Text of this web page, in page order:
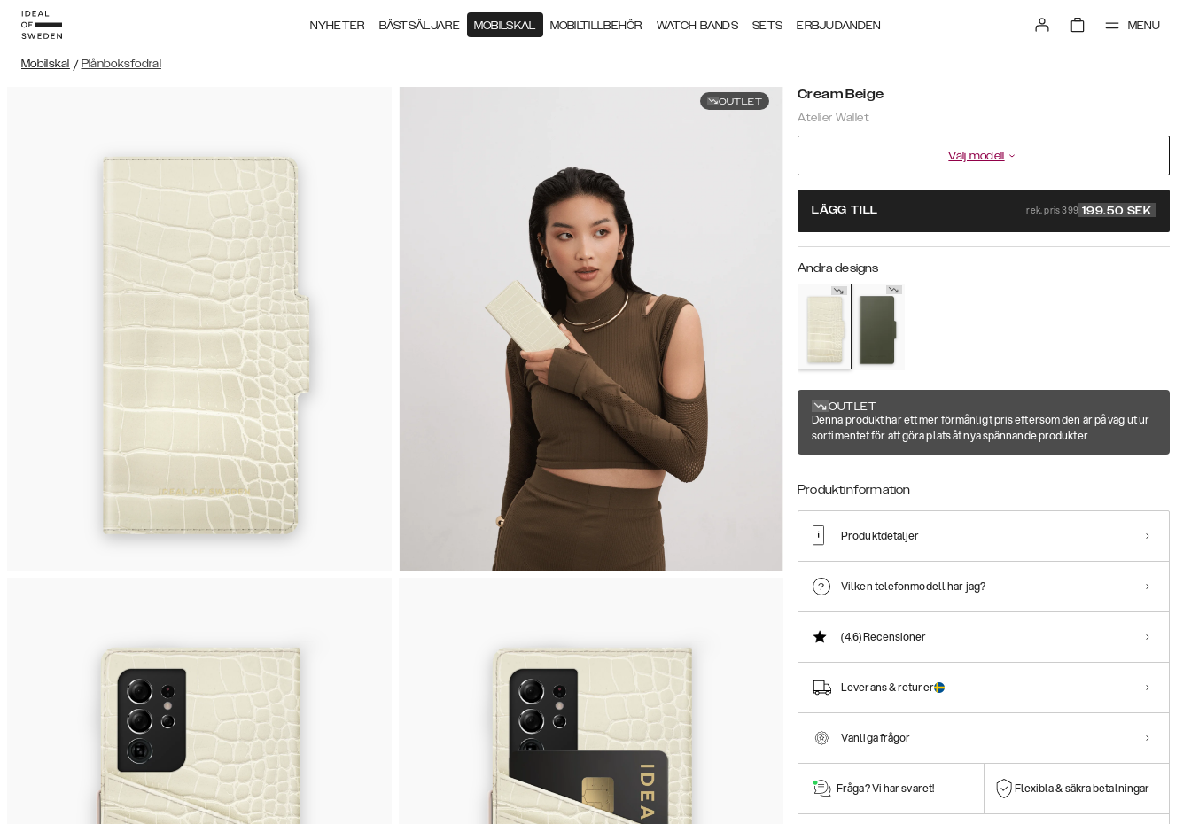
NYHETER BÄSTSÄLJARE MOBILSKAL MOBILTILLBEHÖR WATCH BANDS SETS ERBJUDANDEN MENU
Mobilskal / Plånboksfodral
OUTLET Cream Beige
Atelier Wallet
Välj modell
LÄGG TILL rek. pris 399 199.50 SEK
Andra designs
OUTLET
Denna produkt har ett mer förmånligt pris eftersom den är på väg ut ur
sortimentet för att göra plats åt nya spännande produkter
Produktinformation
Produktdetaljer
Vilken telefonmodell har jag?
(4.6)Recensioner
Leverans & returer
Vanliga frågor
Fråga? Vi har svaret! Flexibla & säkra betalningar